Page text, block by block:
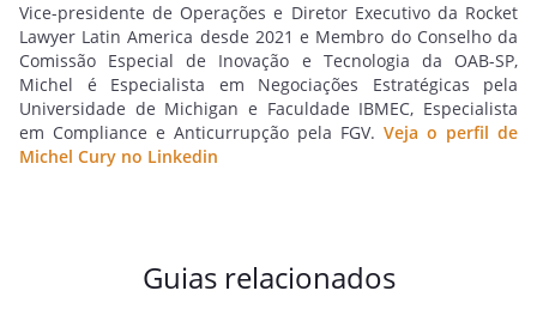
Vice-presidente de Operações e Diretor Executivo da Rocket
Lawyer Latin America desde 2021 e Membro do Conselho da
Comissão Especial de Inovação e Tecnologia da OAB-SP,
Michel é Especialista em Negociações Estratégicas pela
Universidade de Michigan e Faculdade IBMEC, Especialista
em Compliance e Anticurrupção pela FGV. Veja o perfil de
Michel Cury no Linkedin
Guias relacionados